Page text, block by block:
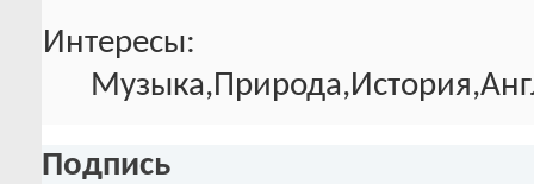
Интересы:
Подпись